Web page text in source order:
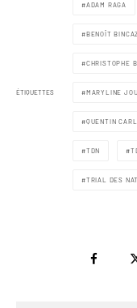
ÉTIQUETTES
ADAM RAGA
BENOÎT BINCAZ
CHRISTOPHE
MARYLINE
QUENTIN
TDN
TRIAL DES